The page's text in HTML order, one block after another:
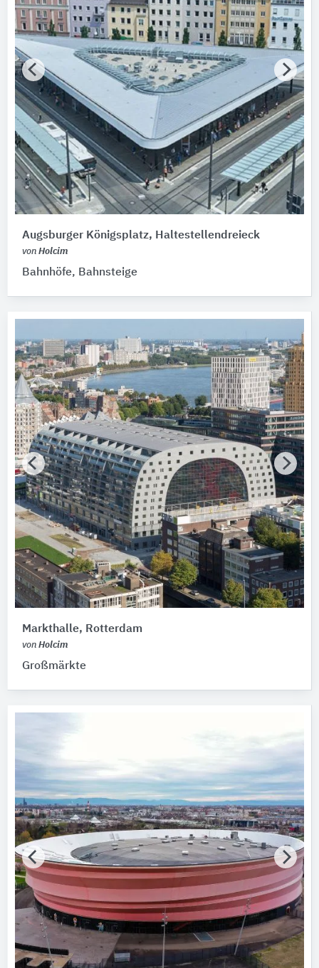
Augsburger Königsplatz, Haltestellendreieck
von Holcim
Bahnhöfe, Bahnsteige
Markthalle, Rotterdam
von Holcim
Großmärkte